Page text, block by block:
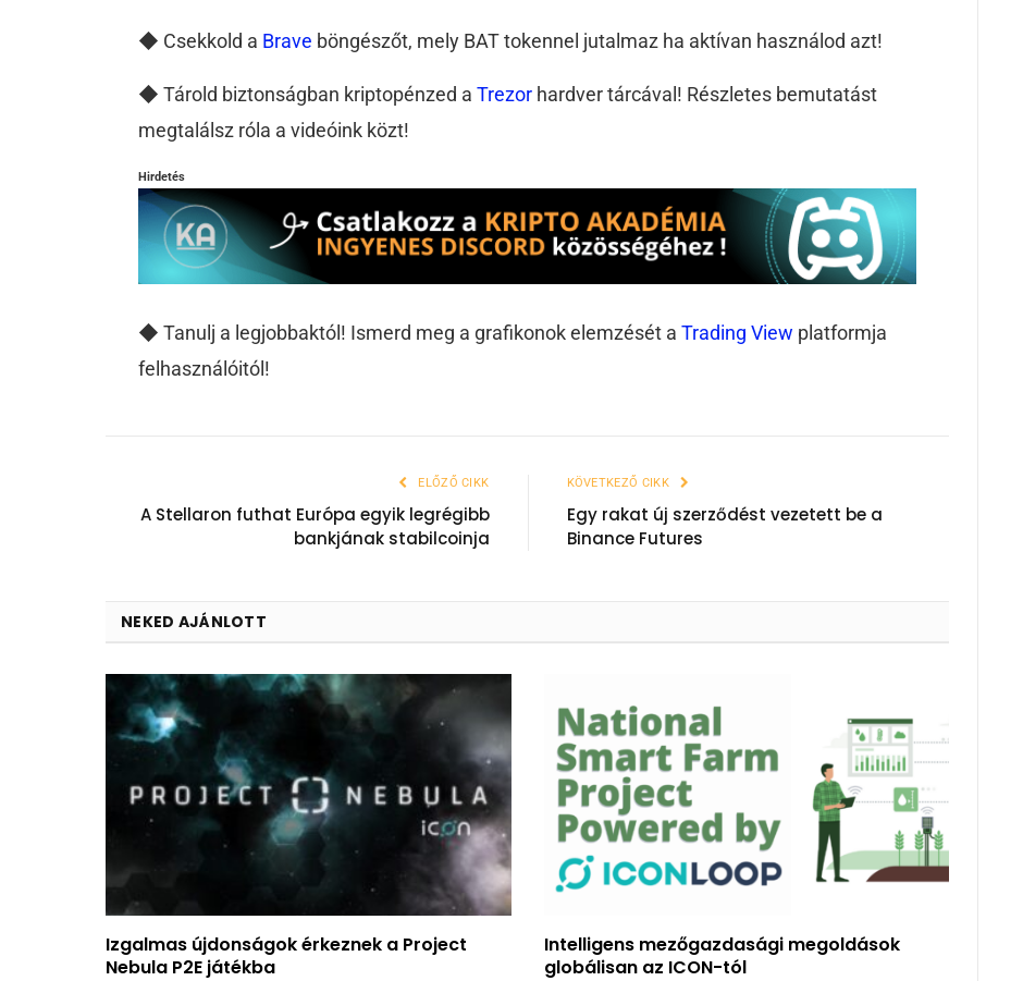
◆ Csekkold a Brave böngészőt, mely BAT tokennel jutalmaz ha aktívan használod azt!
◆ Tárold biztonságban kriptopénzed aTrezor hardver tárcával! Részletes bemutatást
megtalálsz róla a videóink közt!
Hirdetés
◆ Tanulj a legjobbaktól! Ismerd meg a grafikonok elemzését aTrading View platformja
felhasználóitól!
ELŐZŐ CIKK
A Stellaron futhat Európa egyik legrégibb
bankjának stabilcoinja
KÖVETKEZŐ CIKK
Egy rakat új szerződést vezetett be a
Binance Futures
NEKED AJÁNLOTT
Izgalmas újdonságok érkeznek a Project
Nebula P2E játékba
Intelligens mezőgazdasági megoldások
globálisan az ICON-tól